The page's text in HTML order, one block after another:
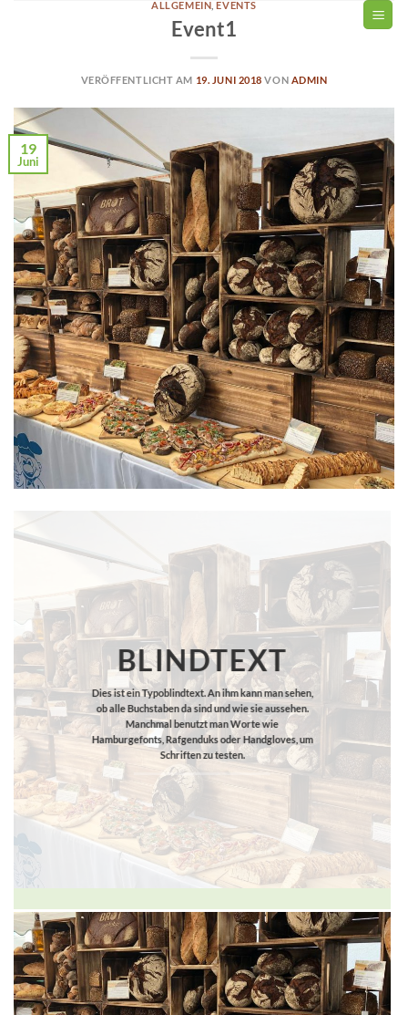
ALLGEMEIN ,EVENTS
Event1
VERÖFFENTLICHT AM 19. JUNI 2018 VON ADMIN
19
Juni
BLINDTEXT
Dies ist ein Typoblindtext. An ihm kann man sehen,
ob alle Buchstaben da sind und wie sie aussehen.
Manchmal benutzt man Worte wie
Hamburgefonts, Rafgenduks oder Handgloves, um
Schriften zu testen.